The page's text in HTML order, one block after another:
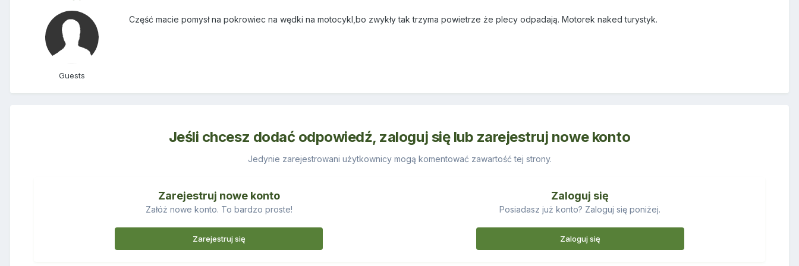
Guests
Część macie pomysł na pokrowiec na wędki na motocykl,bo zwykły tak trzyma powietrze że plecy odpadają. Motorek naked turystyk.
Jeśli chcesz dodać odpowiedź, zaloguj się lub zarejestruj nowe konto
Jedynie zarejestrowani użytkownicy mogą komentować zawartość tej strony.
Zarejestruj nowe konto
Załóż nowe konto. To bardzo proste!
Zarejestruj się
Zaloguj się
Posiadasz już konto? Zaloguj się poniżej.
Zaloguj się